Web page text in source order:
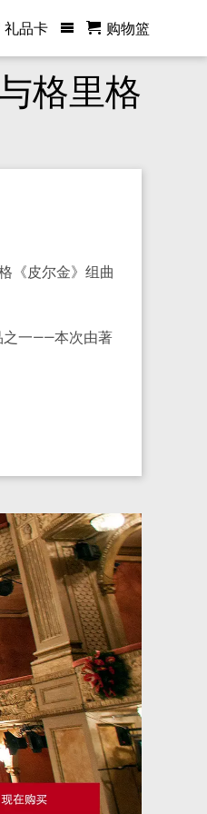
礼品卡 购物篮
格里格
《皮尔金》组曲
之一——本次由著